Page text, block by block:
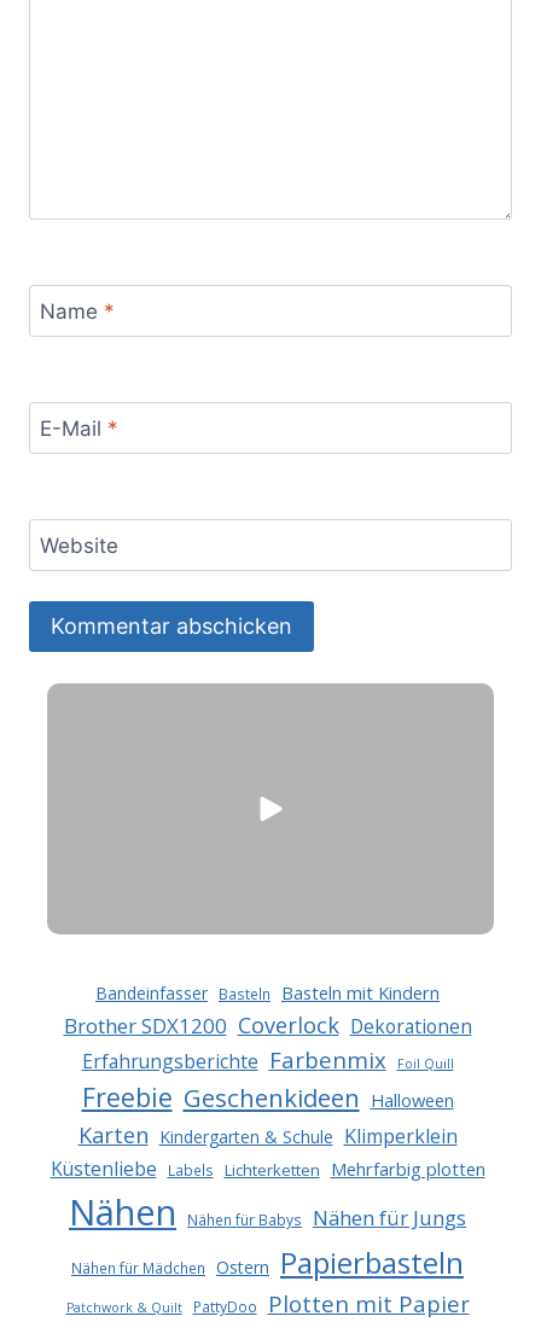
Name *
E-Mail *
Website
Bandeinfasser Basteln Basteln mit Kindern
Brother SDX1200 Coverlock Dekorationen
Erfahrungsberichte Farbenmix Foil Quill
Freebie Geschenkideen Halloween
Karten Kindergarten & Schule Klimperklein
Küstenliebe
Labels Lichterketten Mehrfarbig plotten
Nähen Nähen für Babys Nähen für Jungs
Nähen für Mädchen Ostern Papierbasteln
Patchwork & Quilt PattyDoo Plotten mit Papier